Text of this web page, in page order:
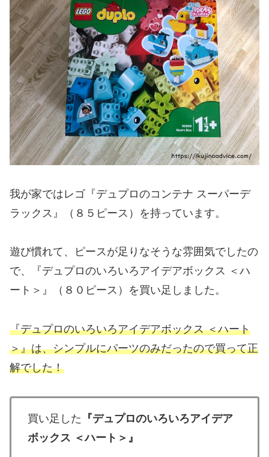
我が家ではレゴ『デュプロのコンテナ スーパーデ
ラックス』（８５ピース）を持っています。
遊び慣れて、ピースが足りなそうな雰囲気でしたの
で、『デュプロのいろいろアイデアボックス ＜ハ
ート＞』（８０ピース）を買い足しました。
『デュプロのいろいろアイデアボックス ＜ハート
＞』は、シンプルにパーツのみだったので買って正
解でした！
買い足した 『デュプロのいろいろアイデア
ボックス ＜ハート＞』